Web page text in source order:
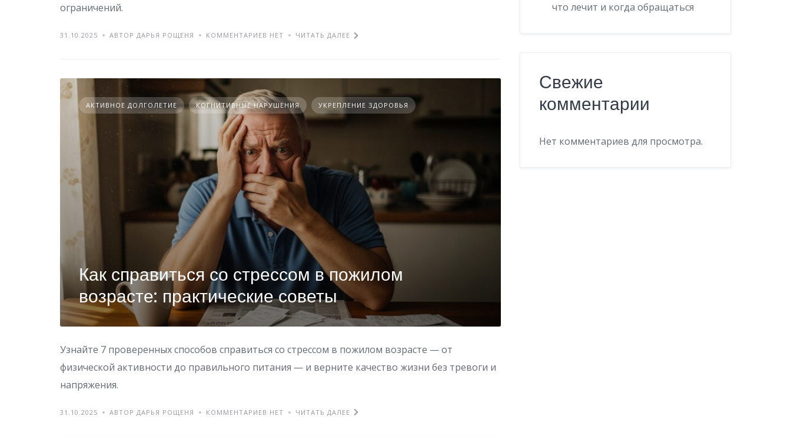
ограничений.
31.10.2025 АВТОР ДАРЬЯ РОЩЕНЯ КОММЕНТАРИЕВ НЕТ ЧИТАТЬ ДАЛЕЕ
АКТИВНОЕ ДОЛГОЛЕТИЕ КОГНИТИВНЫЕ НАРУШЕНИЯ УКРЕПЛЕНИЕ ЗДОРОВЬЯ
Как справиться со стрессом в пожилом
возрасте: практические советы
Узнайте 7 проверенных способов справиться со стрессом в пожилом возрасте — от
физической активности до правильного питания — и верните качество жизни без тревоги и
напряжения.
31.10.2025 АВТОР ДАРЬЯ РОЩЕНЯ КОММЕНТАРИЕВ НЕТ ЧИТАТЬ ДАЛЕЕ
что лечит и когда обращаться
Свежие
комментарии
Нет комментариев для просмотра.